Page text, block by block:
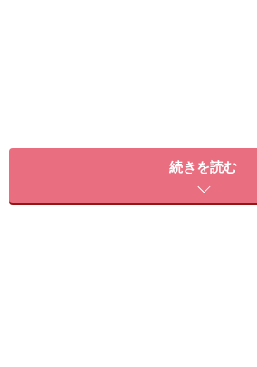
水分や野菜など食生活でリセットす
家の中でも出来る運動で、代謝向上
続きを読む